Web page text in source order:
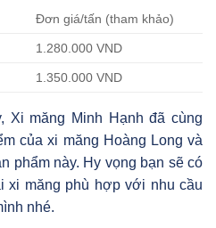
Đơn giá/tấn (tham khảo)
1.280.000 VND
1.350.000 VND
Xi măng Minh Hạnh đã cùng
của xi măng Hoàng Long và
phẩm này. Hy vọng bạn sẽ có
xi măng phù hợp với nhu cầu
nhé.